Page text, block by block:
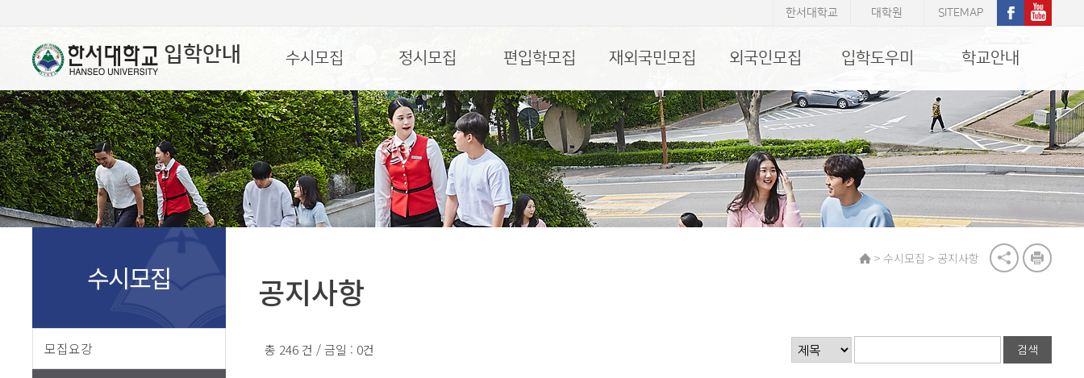
입학안내
한서대학교 대학원 SITEMAP
수시모집 정시모집 편입학모집 재외국민모집 외국인모집 입학도우미 학교안내
수시모집
모집요강
> 수시모집 > 공지사항
공지사항
총 246 건 / 금일 : 0건